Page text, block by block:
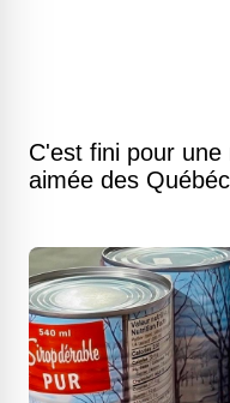
C'est fini pour
aimée des